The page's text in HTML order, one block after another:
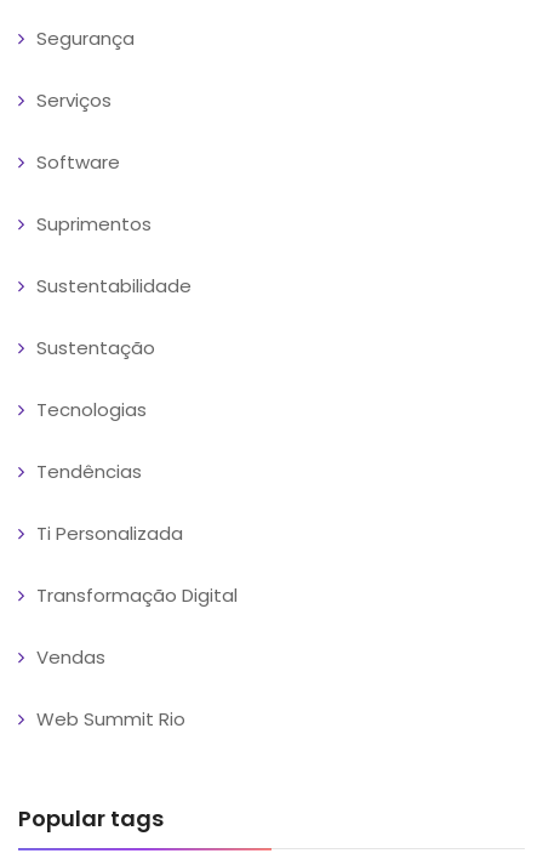
Segurança
Serviços
Software
Suprimentos
Sustentabilidade
Sustentação
Tecnologias
Tendências
Ti Personalizada
Transformação Digital
Vendas
Web Summit Rio
Popular tags